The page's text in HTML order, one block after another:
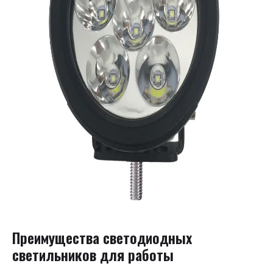
Преимущества светодиодных
светильников для работы